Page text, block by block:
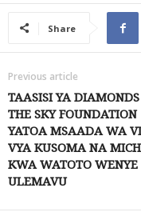
Share
Previous article
TAASISI YA
THE SKY FOUNDATION
YATOA MSAADA WA
VYA KUSOMA NA
KWA WATOTO WENYE
ULEMAVU